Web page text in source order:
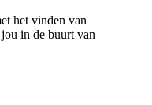
het vinden van
in de buurt van